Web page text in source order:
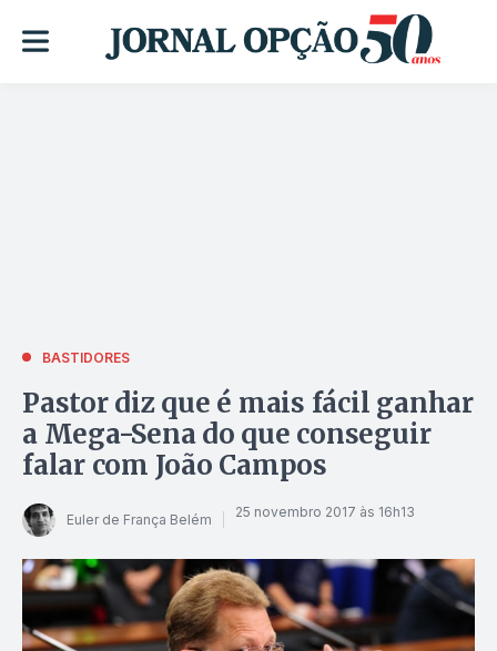
BASTIDORES
Pastor diz que é mais fácil ganhar
a Mega-Sena do que conseguir
falar com João Campos
Euler de França Belém 25 novembro 2017 às 16h13